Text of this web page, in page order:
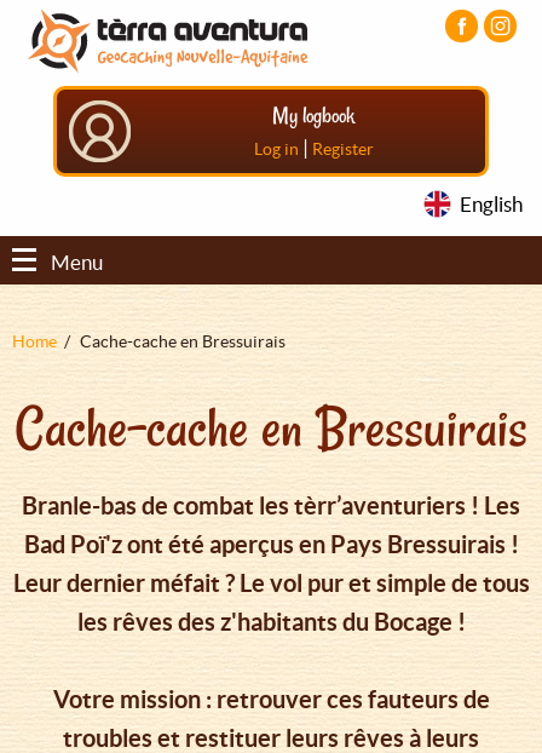
Aller
contenu
principal
Aller
menu
principal
Aller
pied
My logbook
Log in | Register
English
Menu
Fil
Home Cache-cache en Bressuirais
Cache-cache en Bressuirais
Branle-bas de combat les tèrr’aventuriers ! Les
Bad Poï'z ont été aperçus en Pays Bressuirais !
Leur dernier méfait ? Le vol pur et simple de tous
les rêves des z'habitants du Bocage !
Votre mission : retrouver ces fauteurs de
troubles et restituer leurs rêves à leurs